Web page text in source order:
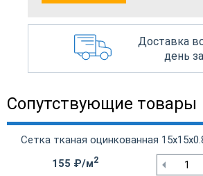
Доставка
день
Сопутствующие товары
Сетка тканая оцинкованная
155 ₽/м2